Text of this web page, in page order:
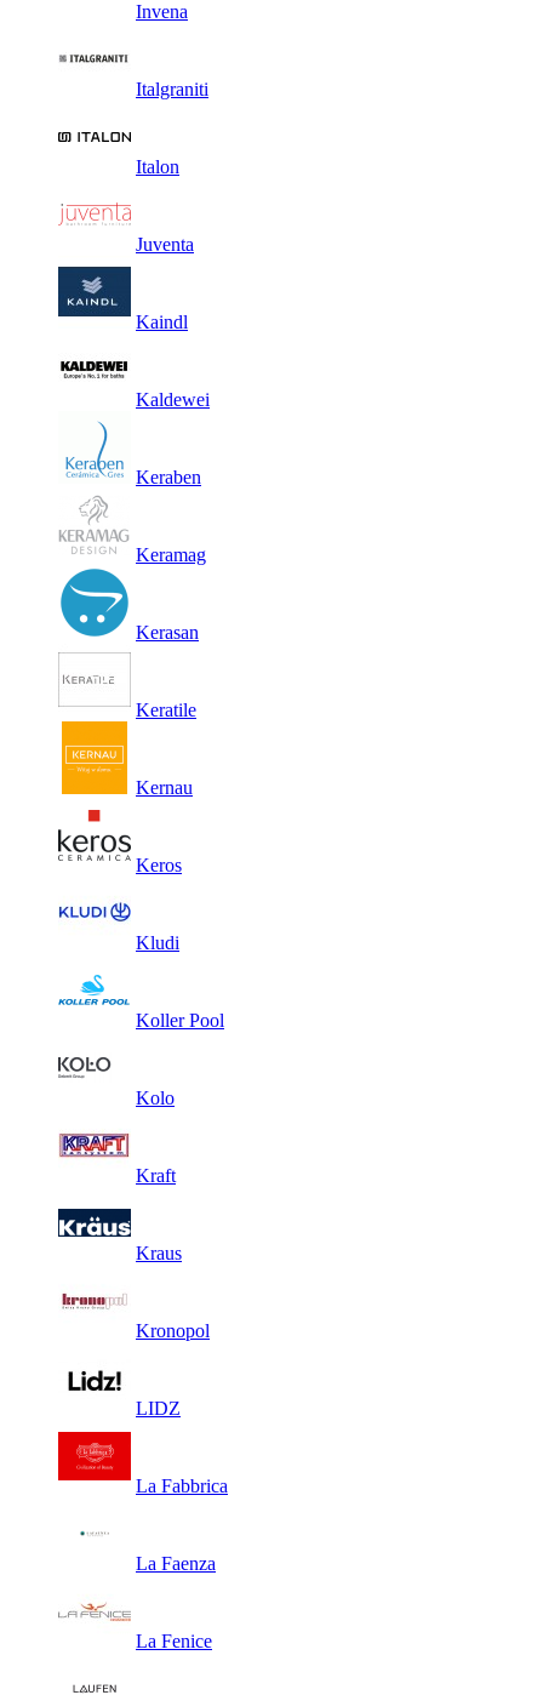
Invena
Italgraniti
Italon
Juventa
Kaindl
Kaldewei
Keraben
Keramag
Kerasan
Keratile
Kernau
Keros
Kludi
Koller Pool
Kolo
Kraft
Kraus
Kronopol
LIDZ
La Fabbrica
La Faenza
La Fenice